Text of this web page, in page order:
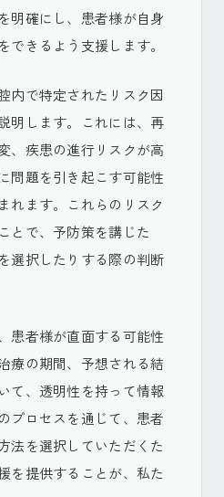
明確にし、患者様が自身
できるよう支援します。
内で特定されたリスク因
明します。これには、再
、疾患の進行リスクが高
問題を引き起こす可能性
れます。これらのリスク
とで、予防策を講じた
選択したりする際の判断
患者様が直面する可能性
療の期間、予想される結
て、透明性を持って情報
プロセスを通じて、患者
法を選択していただくた
を提供することが、私た